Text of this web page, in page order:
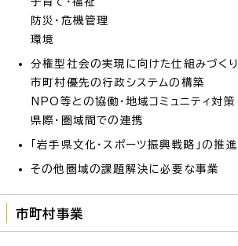
防災・危機管理
環境
分権型社会の実現に向けた仕組みづく
市町村優先の行政システムの構築
NPO等との協働・地域コミュニティ対策
県際・圏域間での連携
「岩手県文化・スポーツ振興戦略」の推
その他圏域の課題解決に必要な事業
市町村事業